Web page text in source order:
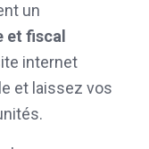
un
et fiscal
internet
et laissez vos